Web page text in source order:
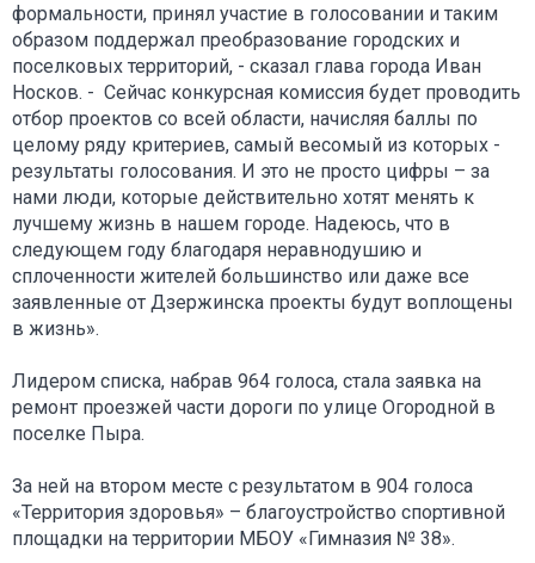
формальности, принял участие в голосовании и таким
образом поддержал преобразование городских и
поселковых территорий, - сказал глава города Иван
Носков. - Сейчас конкурсная комиссия будет проводить
отбор проектов со всей области, начисляя баллы по
целому ряду критериев, самый весомый из которых -
результаты голосования. И это не просто цифры – за
нами люди, которые действительно хотят менять к
лучшему жизнь в нашем городе. Надеюсь, что в
следующем году благодаря неравнодушию и
сплоченности жителей большинство или даже все
заявленные от Дзержинска проекты будут воплощены
в жизнь».
Лидером списка, набрав 964 голоса, стала заявка на
ремонт проезжей части дороги по улице Огородной в
поселке Пыра.
За ней на втором месте с результатом в 904 голоса
«Территория здоровья» – благоустройство спортивной
площадки на территории МБОУ «Гимназия № 38».